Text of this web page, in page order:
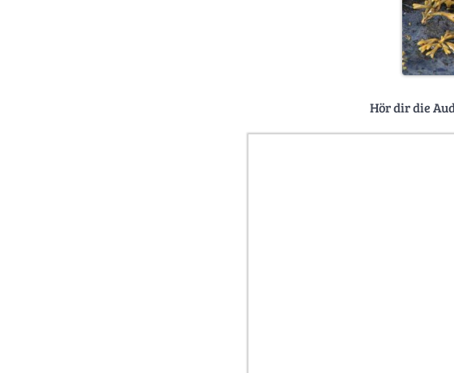
Hör dir die